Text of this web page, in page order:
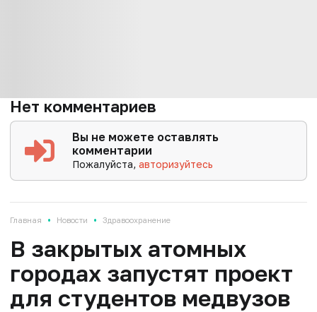
Нет комментариев
Вы не можете оставлять
комментарии
Пожалуйста,авторизуйтесь
Главная • Новости • Здравоохранение
В закрытых атомных
городах запустят проект
для студентов медвузов